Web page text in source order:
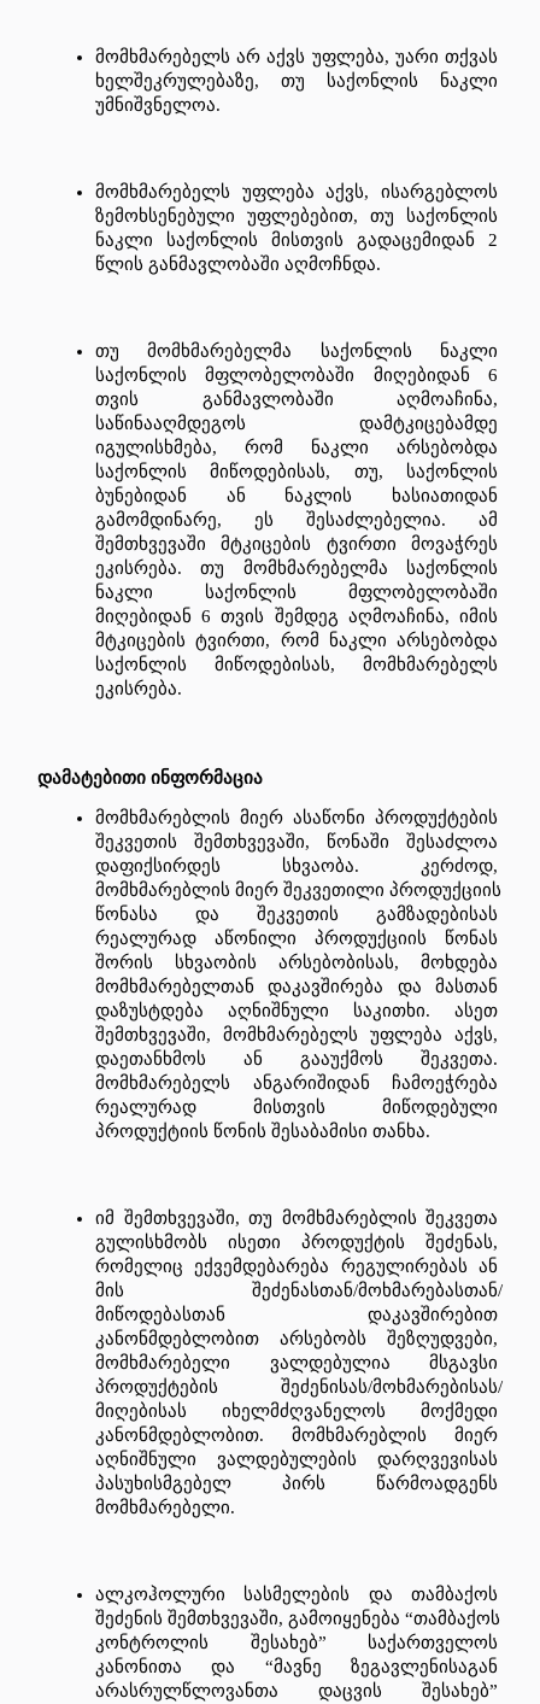
მომხმარებელს არ აქვს უფლება, უარი თქვას
ხელშეკრულებაზე, თუ საქონლის
ნაკლი
უმნიშვნელოა.
მომხმარებელს უფლება აქვს, ისარგებლოს
ზემოხსენებული
უფლებებით, თუ
საქონლის
ნაკლი
საქონლის მისთვის გადაცემიდან
წლის განმავლობაში აღმოჩნდა.
თუ მომხმარებელმა საქონლის
ნაკლი
საქონლის
მფლობელობაში მიღებიდან
თვის
განმავლობაში აღმოაჩინა
საწინააღმდეგოს
დამტკიცებამდე
იგულისხმება, რომ ნაკლი
არსებობდა
საქონლის
მიწოდებისას, თუ, საქონლის
ბუნებიდან
ან ნაკლის
ხასიათიდან
გამომდინარე, ეს შესაძლებელია. ამ
შემთხვევაში
მტკიცების ტვირთი
მოვაჭრეს
ეკისრება. თუ მომხმარებელმა
საქონლის
ნაკლი
საქონლის
მფლობელობაში
მიღებიდან 6 თვის შემდეგ აღმოაჩინა, იმის
მტკიცების ტვირთი, რომ ნაკლი არსებობდა
საქონლის
მიწოდებისას, მომხმარებელს
ეკისრება.
დამატებითი ინფორმაცია
მომხმარებლის მიერ ასაწონი პროდუქტების
შეკვეთის
შემთხვევაში, წონაში
შესაძლოა
დაფიქსირდეს
სხვაობა. კერძოდ
მომხმარებლის მიერ შეკვეთილი პროდუქციის
წონასა
და შეკვეთის
გამზადებისას
რეალურად
აწონილი პროდუქციის
წონას
შორის
სხვაობის არსებობისას, მოხდება
მომხმარებელთან
დაკავშირება და
მასთან
დაზუსტდება
აღნიშნული საკითხი. ასეთ
შემთხვევაში, მომხმარებელს უფლება აქვს
დაეთანხმოს
ან გააუქმოს შეკვეთა
მომხმარებელს
ანგარიშიდან
ჩამოეჭრება
რეალურად
მისთვის
მიწოდებული
პროდუქტიის წონის შესაბამისი თანხა.
იმ შემთხვევაში, თუ მომხმარებლის შეკვეთა
გულისხმობს
ისეთი პროდუქტის შეძენას
რომელიც
ექვემდებარება რეგულირებას
ან
მის
შეძენასთან/მოხმარებასთან/
მიწოდებასთან
დაკავშირებით
კანონმდებლობით
არსებობს შეზღუდვები
მომხმარებელი
ვალდებულია
მსგავსი
პროდუქტების
შეძენისას/მოხმარებისას/
მიღებისას
იხელმძღვანელოს
მოქმედი
კანონმდებლობით. მომხმარებლის
მიერ
აღნიშნული
ვალდებულების
დარღვევისას
პასუხისმგებელ
პირს
წარმოადგენს
მომხმარებელი.
ალკოჰოლური სასმელების და
თამბაქოს
შეძენის შემთხვევაში, გამოიყენება “თამბაქოს
კონტროლის
შესახებ” საქართველოს
კანონითა
და “მავნე
ზეგავლენისაგან
არასრულწლოვანთა
დაცვის შესახებ